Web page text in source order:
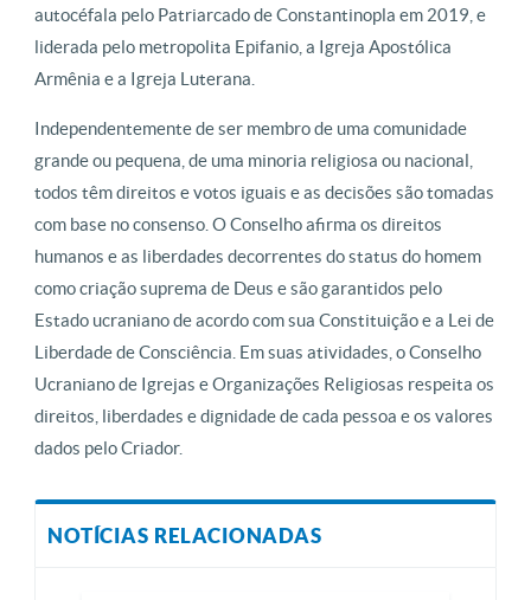
autocéfala pelo Patriarcado de Constantinopla em 2019, e
liderada pelo metropolita Epifanio, a Igreja Apostólica
Armênia e a Igreja Luterana.
Independentemente de ser membro de uma comunidade
grande ou pequena, de uma minoria religiosa ou nacional,
todos têm direitos e votos iguais e as decisões são tomadas
com base no consenso. O Conselho afirma os direitos
humanos e as liberdades decorrentes do status do homem
como criação suprema de Deus e são garantidos pelo
Estado ucraniano de acordo com sua Constituição e a Lei de
Liberdade de Consciência. Em suas atividades, o Conselho
Ucraniano de Igrejas e Organizações Religiosas respeita os
direitos, liberdades e dignidade de cada pessoa e os valores
dados pelo Criador.
NOTÍCIAS RELACIONADAS